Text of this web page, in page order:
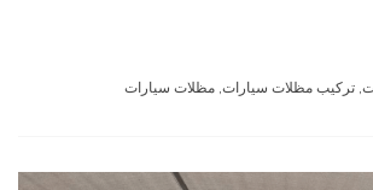
تركيب مظلات سيارات مظلات سيارات